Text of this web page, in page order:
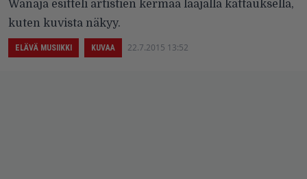
Wanaja esitteli artistien kermaa laajalla kattauksella,
kuten kuvista näkyy.
ELÄVÄ MUSIIKKI KUVAA 22.7.2015 13:52